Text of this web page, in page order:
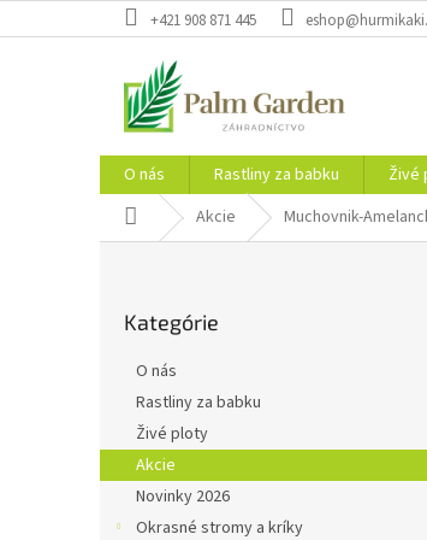
na
+421 908 871 445
O nás Rastliny za babku Živé
DomovAkcie Muchovnik-
kategórie
Kategórie
O nás
Rastliny za babku
Živé ploty
Akcie
Novinky 2026
Okrasné stromy a kríky